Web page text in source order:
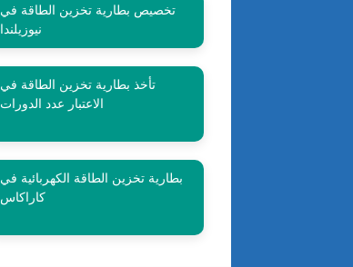
تخصيص بطارية تخزين الطاقة في
نيوزيلندا
تأخذ بطارية تخزين الطاقة في
الاعتبار عدد الدورات
بطارية تخزين الطاقة الكهربائية في
كاراكاس